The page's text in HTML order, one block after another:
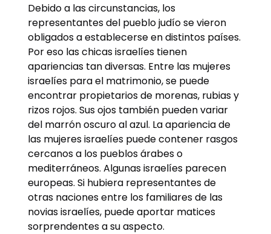
Debido a las circunstancias, los
representantes del pueblo judío se vieron
obligados a establecerse en distintos países.
Por eso las chicas israelíes tienen
apariencias tan diversas. Entre las mujeres
israelíes para el matrimonio, se puede
encontrar propietarios de morenas, rubias y
rizos rojos. Sus ojos también pueden variar
del marrón oscuro al azul. La apariencia de
las mujeres israelíes puede contener rasgos
cercanos a los pueblos árabes o
mediterráneos. Algunas israelíes parecen
europeas. Si hubiera representantes de
otras naciones entre los familiares de las
novias israelíes, puede aportar matices
sorprendentes a su aspecto.